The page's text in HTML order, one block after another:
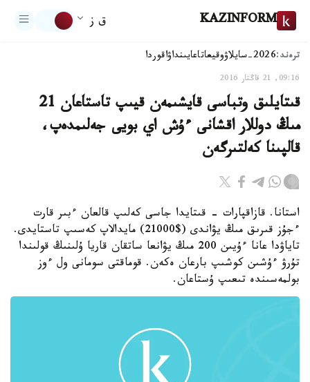
KAZINFORM ق ز
ترەند:2026-سايلاۋ وقيعاتاعايىنداۋاقوردا
09:16, 21 قاڭتار 2016
قىتايلىق وتباسى قايشىمەن قيىپ تاستاعان 21
مىڭ دوللار اقشانى ءۇش اي بويى جەلىمدەپ،
قالپىنا كەلتىرگەن
استانا. قازاقپارات - قىتايدا جاسى كەلىپ قالعان ءبىر قارت
ءجۇز قىرىق مىڭ يۋاندى ($21000) مايدالاپ كەسىپ تاستايدى.
تاياۋدا عانا ءۇيىن 200 مىڭ يۋانعا ساتقان قاريا ۇلىنىڭ قولىندا
تۇرۋ ءۇشىن كوشىپ بارعان ەكەن. قوماقتى سومانى ول ءوز
بولمەسىندە تىعىپ ۇستاعان.